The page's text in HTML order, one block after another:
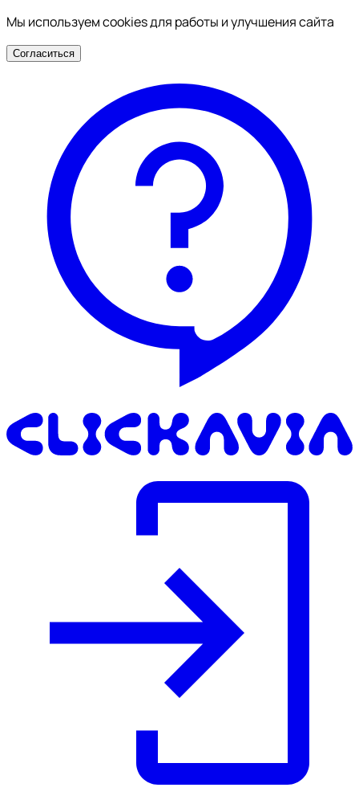
Мы используем cookies для работы и улучшения сайта
Согласиться